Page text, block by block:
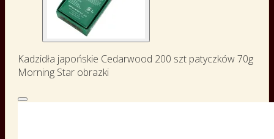
Kadzidła japońskie Cedarwood 200 szt patyczków 70g
Morning Star obrazki